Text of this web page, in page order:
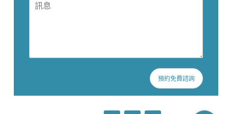
預約免費諮詢